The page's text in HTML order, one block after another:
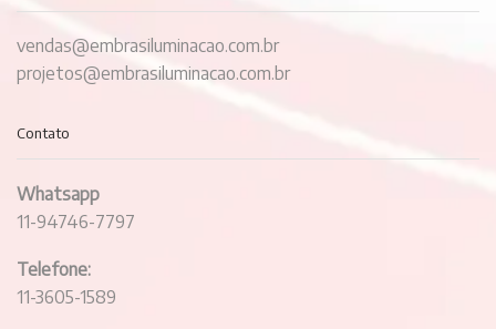
vendas@embrasiluminacao.com.br
projetos@embrasiluminacao.com.br
Contato
Whatsapp
11-94746-7797
Telefone:
11-3605-1589